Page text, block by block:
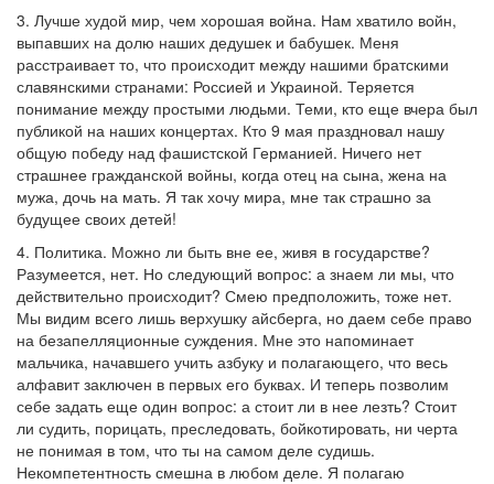
3. Лучше худой мир, чем хорошая война. Нам хватило войн,
выпавших на долю наших дедушек и бабушек. Меня
расстраивает то, что происходит между нашими братскими
славянскими странами: Россией и Украиной. Теряется
понимание между простыми людьми. Теми, кто еще вчера был
публикой на наших концертах. Кто 9 мая праздновал нашу
общую победу над фашистской Германией. Ничего нет
страшнее гражданской войны, когда отец на сына, жена на
мужа, дочь на мать. Я так хочу мира, мне так страшно за
будущее своих детей!
4. Политика. Можно ли быть вне ее, живя в государстве?
Разумеется, нет. Но следующий вопрос: а знаем ли мы, что
действительно происходит? Смею предположить, тоже нет.
Мы видим всего лишь верхушку айсберга, но даем себе право
на безапелляционные суждения. Мне это напоминает
мальчика, начавшего учить азбуку и полагающего, что весь
алфавит заключен в первых его буквах. И теперь позволим
себе задать еще один вопрос: а стоит ли в нее лезть? Стоит
ли судить, порицать, преследовать, бойкотировать, ни черта
не понимая в том, что ты на самом деле судишь.
Некомпетентность смешна в любом деле. Я полагаю